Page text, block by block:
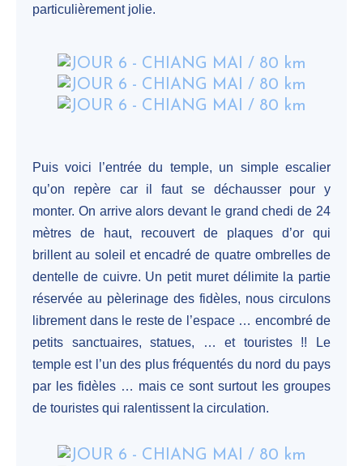
particulièrement jolie.
Puis voici l’entrée du temple, un simple escalier
qu’on repère car il faut se déchausser pour y
monter. On arrive alors devant le grand chedi de 24
mètres de haut, recouvert de plaques d’or qui
brillent au soleil et encadré de quatre ombrelles de
dentelle de cuivre. Un petit muret délimite la partie
réservée au pèlerinage des fidèles, nous circulons
librement dans le reste de l’espace … encombré de
petits sanctuaires, statues, … et touristes !! Le
temple est l’un des plus fréquentés du nord du pays
par les fidèles … mais ce sont surtout les groupes
de touristes qui ralentissent la circulation.